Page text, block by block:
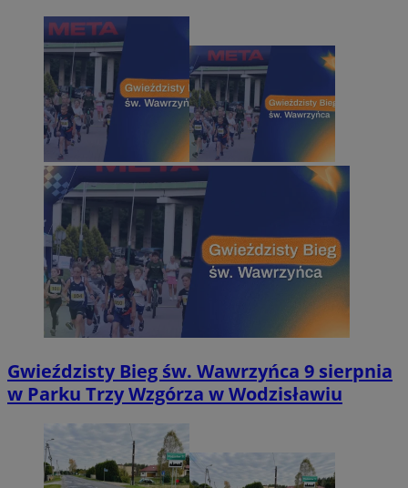
Gwieździsty Bieg św. Wawrzyńca 9 sierpnia
w Parku Trzy Wzgórza w Wodzisławiu